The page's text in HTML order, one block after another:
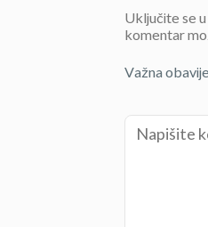
Uključite se
komentar
Važna